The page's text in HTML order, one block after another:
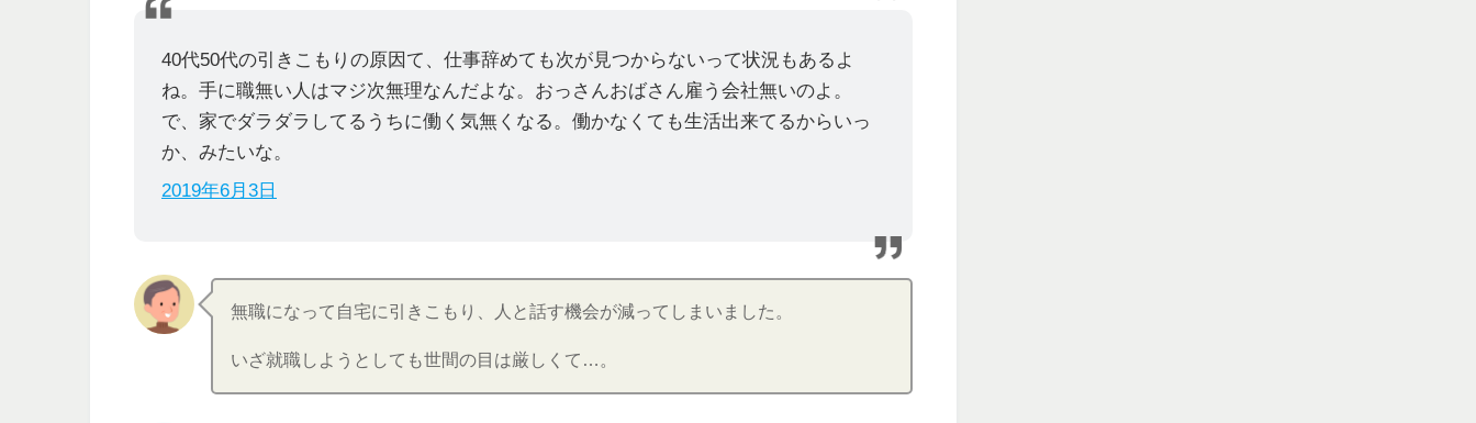
40代50代の引きこもりの原因て、仕事辞めても次が見つからないって状況もあるよ
ね。手に職無い人はマジ次無理なんだよな。おっさんおばさん雇う会社無いのよ。
で、家でダラダラしてるうちに働く気無くなる。働かなくても生活出来てるからいっ
か、みたいな。
2019年6月3日
無職になって自宅に引きこもり、人と話す機会が減ってしまいました。
いざ就職しようとしても世間の目は厳しくて…。